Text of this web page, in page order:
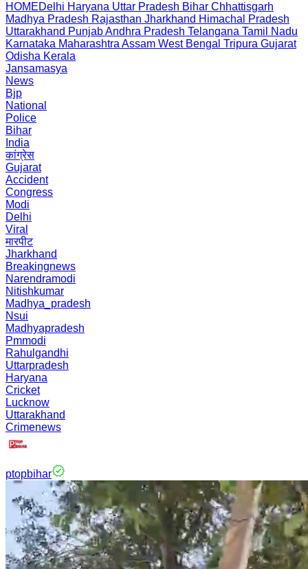
HOMEDelhi Haryana Uttar Pradesh Bihar Chhattisgarh
Madhya Pradesh Rajasthan Jharkhand Himachal Pradesh
Uttarakhand PunjabAndhra Pradesh Telangana Tamil Nadu
Karnataka Maharashtra Assam West Bengal Tripura Gujarat
Odisha Kerala
Jansamasya
News
Bjp
National
Police
Bihar
India
कांग्रेस
Gujarat
Accident
Congress
Modi
Delhi
Viral
मारपीट
Jharkhand
Breakingnews
Narendramodi
Nitishkumar
Madhya_pradesh
Nsui
Madhyapradesh
Pmmodi
Rahulgandhi
Uttarpradesh
Haryana
Cricket
Lucknow
Uttarakhand
Crimenews
ptopbihar